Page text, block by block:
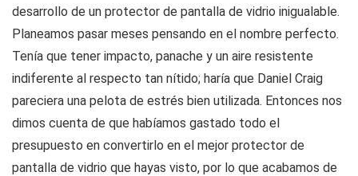
desarrollo de un protector de pantalla de vidrio inigualable.
Planeamos pasar meses pensando en el nombre perfecto.
Tenía que tener impacto, panache y un aire resistente
indiferente al respecto tan nítido; haría que Daniel Craig
pareciera una pelota de estrés bien utilizada. Entonces nos
dimos cuenta de que habíamos gastado todo el
presupuesto en convertirlo en el mejor protector de
pantalla de vidrio que hayas visto, por lo que acabamos de